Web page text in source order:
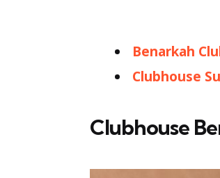
Benarkah
Clubhouse
Clubhouse